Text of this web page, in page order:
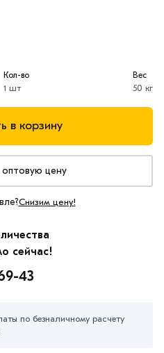
Кол-во
1 шт
Вес
50 кг
в корзину
оптовую цену
Снизим цену!
сейчас!
43
по безналичному расчету